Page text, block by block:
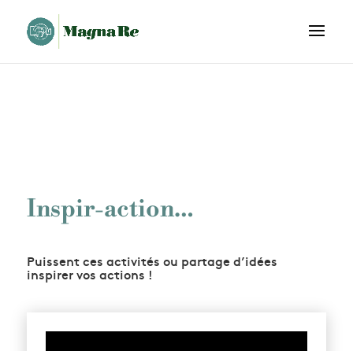
Inspir-action…
Puissent ces activités ou partage d’idées
inspirer vos actions !